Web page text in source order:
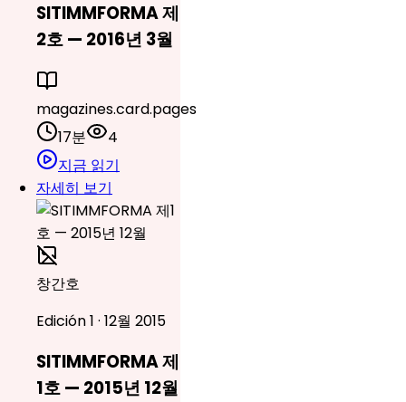
SITIMMFORMA 제
2호 — 2016년 3월
magazines.card.pages
17분
4
지금 읽기
자세히 보기
창간호
Edición 1 · 12월 2015
SITIMMFORMA 제
1호 — 2015년 12월